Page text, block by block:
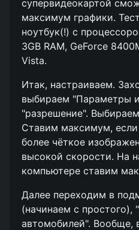
супервидеокартой
максимум графики.
ноутбук(!) с
3GB RAM, GeForce
Vista.
Итак, настраиваем.
выбираем "Параметры
"разрешение".
Ставим максимум, если
более чёткое
высокой скорости. На
компьютере ставим
Далее переходим в
(начинаем с простого),
автомобилей". Вообще,